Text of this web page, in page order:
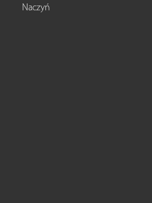
Naczyń